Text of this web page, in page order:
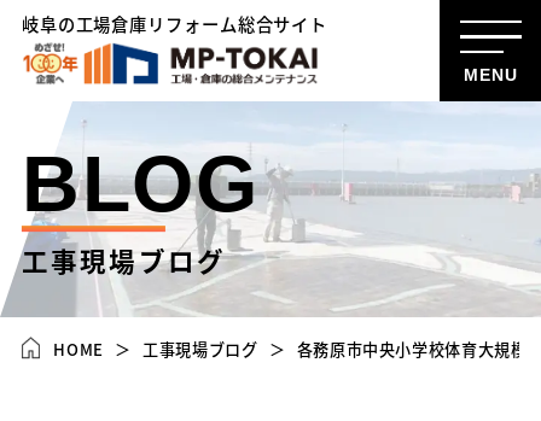
岐阜の工場倉庫リフォーム総合サイト
MENU
BLOG
工事現場ブログ
HOME 工事現場ブログ 各務原市中央小学校体育大規模